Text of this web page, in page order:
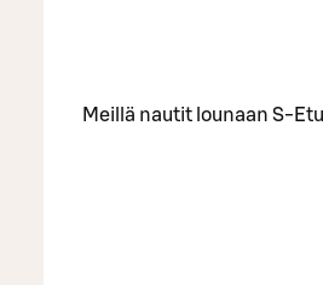
Meillä nautit lounaan S-